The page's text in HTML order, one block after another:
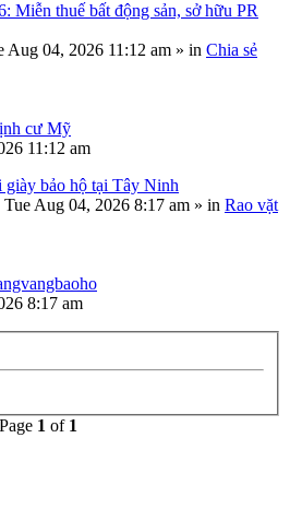
Miễn thuế bất động sản, sở hữu PR
Aug 04, 2026 11:12 am » in Chia sẻ
cư Mỹ
11:12 am
giày bảo hộ tại Tây Ninh
Tue Aug 04, 2026 8:17 am » in Rao vặt
8:17 am
1 of 1